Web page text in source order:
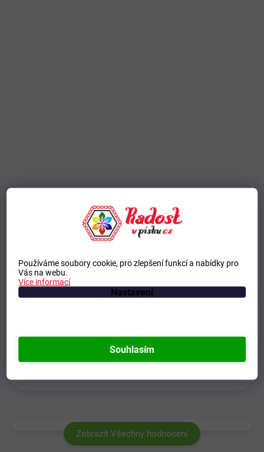
Používáme soubory cookie, pro zlepšení funkcí a nabídky pro
Vás na webu.
Více informací
Nastavení
Souhlasím
Zobrazit Všechny hodnocení